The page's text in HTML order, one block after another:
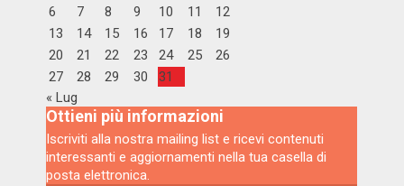
6
7 8 9 10 11
12
13
14 15 16 17 18
19
20
21 22 23 24 25
26
27
28 29 30
31
« Lug
Ottieni più informazioni
Iscriviti alla nostra mailing list e ricevi contenuti
interessanti e aggiornamenti nella tua casella di
posta elettronica.